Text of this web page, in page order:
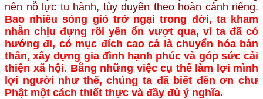
nên nỗ lực tu hành, tùy duyên theo hoàn cảnh riêng.
Bao nhiêu sóng gió trở ngại trong đời, ta kham
nhẫn chịu đựng rồi yên ổn vượt qua, vì ta đã có
hướng đi, có mục đích cao cả là chuyển hóa bản
thân, xây dựng gia đình hạnh phúc và góp sức cải
thiện xã hội. Bằng những việc cụ thể làm lợi mình
lợi người như thế, chúng ta đã biết đền ơn chư
Phật một cách thiết thực và đầy đủ ý nghĩa.